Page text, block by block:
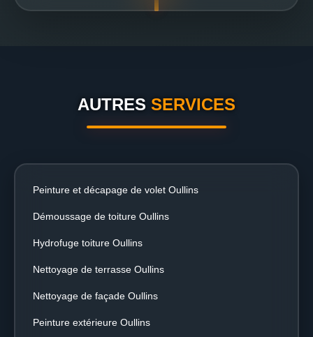
AUTRES SERVICES
Peinture et décapage de volet Oullins
Démoussage de toiture Oullins
Hydrofuge toiture Oullins
Nettoyage de terrasse Oullins
Nettoyage de façade Oullins
Peinture extérieure Oullins